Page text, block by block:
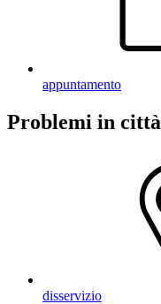
appuntamento
Problemi in città
disservizio